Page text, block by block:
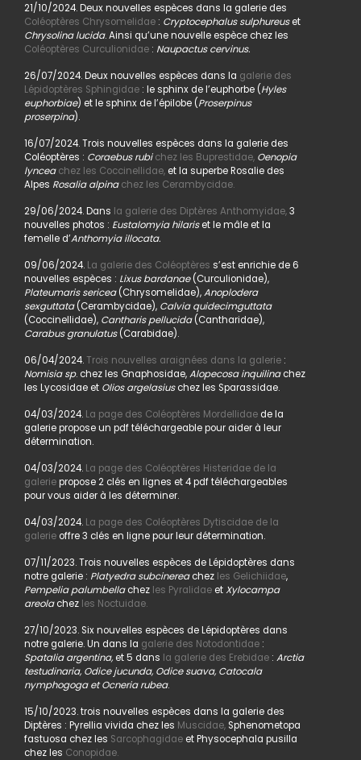
21/10/2024. Deux nouvelles espèces dans la galerie des
Coléoptères Chrysomelidae: Cryptocephalus sulphureuset
Chrysolina lucida. Ainsi qu’une nouvelle espèce chez les
Coléoptères Curculionidae : Naupactus cervinus.
26/07/2024. Deux nouvelles espèces dans la galerie des
Lépidoptères Sphingidae: le sphinx de l’euphorbe (Hyles
euphorbiae) et le sphinx de l’épilobe (Proserpinus
proserpina).
16/07/2024. Trois nouvelles espèces dans la galerie des
Coléoptères : Coraebus rubi chez les Buprestidae, Oenopia
lyncea chez les Coccinellidae,et la superbe Rosalie des
Alpes Rosalia alpina chez les Cerambycidae.
29/06/2024. Dans la galerie des Diptères Anthomyidae,3
nouvelles photos : Eustalomyia hilariset le mâle et la
femelle d’Anthomyia illocata.
09/06/2024.La galerie des Coléoptères s’est enrichie de 6
nouvelles espèces : Lixus bardanae(Curculionidae),
Plateumaris sericea(Chrysomelidae),Anoplodera
sexguttata(Cerambycidae), Calvia quidecimguttata
(Coccinellidae), Cantharis pellucida(Cantharidae),
Carabus granulatus(Carabidae).
06/04/2024.Trois nouvelles araignées dans la galerie:
Nomisia sp. chez les Gnaphosidae,Alopecosa inquilinachez
les Lycosidae et Olios argelasiuschez les Sparassidae.
04/03/2024. La page des Coléoptères Mordellidaede la
galerie propose un pdf téléchargeable pour aider à leur
détermination.
04/03/2024. La page des Coléoptères Histeridae de la
galeriepropose 2 clés en lignes et 4 pdf téléchargeables
pour vous aider à les déterminer.
04/03/2024. La page des Coléoptères Dytiscidae de la
galerieoffre 3 clés en ligne pour leur détermination.
07/11/2023. Trois nouvelles espèces de Lépidoptères dans
notre galerie : Platyedra subcinereachez les Gelichiidae,
Pempelia palumbellachez les PyralidaeetXylocampa
areolachez les Noctuidae.
27/10/2023. Six nouvelles espèces de Lépidoptères dans
notre galerie. Un dans la galerie des Notodontidae:
Spatalia argentina, et 5 dans la galerie des Erebidae: Arctia
testudinaria, Odice jucunda, Odice suava, Catocala
nymphogoga et Ocneria rubea.
15/10/2023. trois nouvelles espèces dans la galerie des
Diptères : Pyrellia vivida chez les Muscidae,Sphenometopa
fastuosa chez les Sarcophagidaeet Physocephala pusilla
chez les Conopidae.